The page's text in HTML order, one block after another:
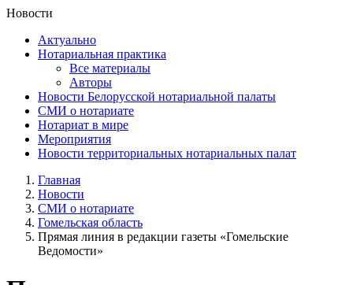
Новости
Актуально
Нотариальная практика
Все материалы
Авторы
Новости Белорусской нотариальной палаты
СМИ о нотариате
Нотариат в мире
Мероприятия
Новости территориальных нотариальных палат
Главная
Новости
СМИ о нотариате
Гомельская область
Прямая линия в редакции газеты «Гомельские
Ведомости»